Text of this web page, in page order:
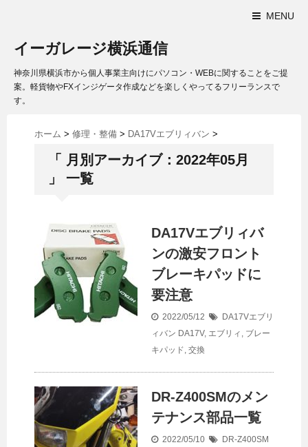
MENU
イーガレージ横浜通信
神奈川県横浜市から個人事業主向けにパソコン・WEBに関することをご提
案。軽貨物やFXインジゲータ作成などを楽しくやってるフリーランスで
す。
ホーム > 修理・整備 > DA17Vエブリィバン >
「 月別アーカイブ：2022年05月
」 一覧
DA17Vエブリィバ
ンの激安フロント
ブレーキパッドに
要注意
2022/05/12
DA17Vエブリ
ィバン DA17V, エブリィ , ブレー
キパッド, 交換
DR-Z400SMのメン
テナンス部品一覧
2022/05/10
DR-Z400SM